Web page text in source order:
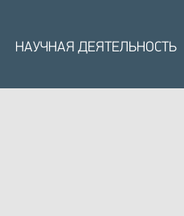
НАУЧНАЯ ДЕЯТЕЛЬНОСТЬ